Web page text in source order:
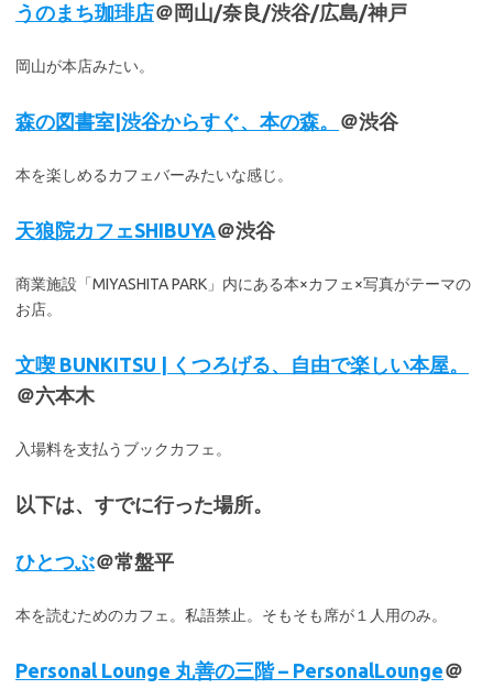
うのまち珈琲店＠岡山/奈良/渋谷/広島/神戸
岡山が本店みたい。
森の図書室|渋谷からすぐ、本の森。 ＠渋谷
本を楽しめるカフェバーみたいな感じ。
天狼院カフェSHIBUYA＠渋谷
商業施設「MIYASHITA PARK」内にある本×カフェ×写真がテーマの
お店。
文喫 BUNKITSU | くつろげる、自由で楽しい本屋。
＠六本木
入場料を支払うブックカフェ。
以下は、すでに行った場所。
ひとつぶ＠常盤平
本を読むためのカフェ。私語禁止。そもそも席が１人用のみ。
Personal Lounge 丸善の三階 – PersonalLounge＠